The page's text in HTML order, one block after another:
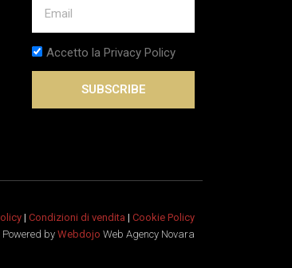
Accetto la Privacy Policy
SUBSCRIBE
| Condizioni di vendita | Cookie Policy
Powered by Webdojo Web Agency Novara